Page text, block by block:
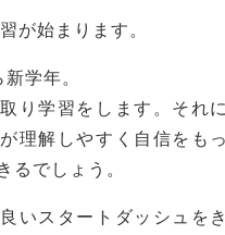
が始まります。
学年。
り学習をします。それ
理解しやすく自信をも
るでしょう。
いスタートダッシュを